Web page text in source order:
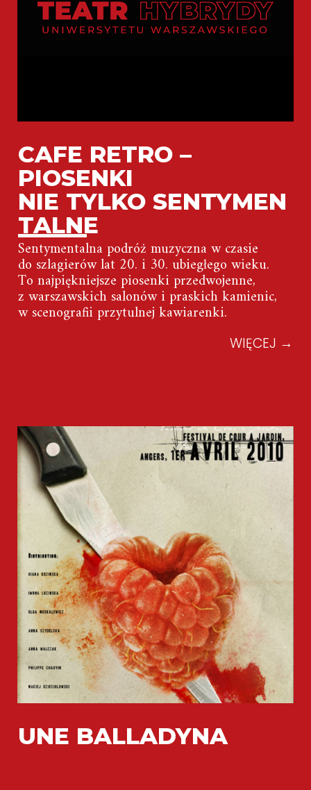
CAFE RETRO –
PIOSENKI
NIE TYLKO SENTYMEN
TALNE
Sentymentalna podróż muzyczna w czasie
do szlagierów lat 20. i 30. ubiegłego wieku.
To najpiękniejsze piosenki przedwojenne,
z warszawskich salonów i praskich kamienic,
w scenografii przytulnej kawiarenki.
WIĘCEJ →
UNE BALLADYNA